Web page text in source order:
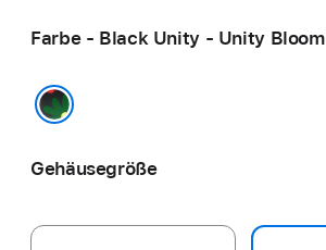
Farbe - Black Unity - Unity Bloom
Gehäusegröße